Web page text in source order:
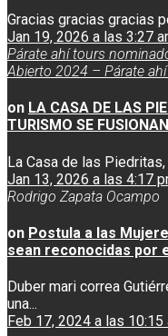
Gracias gracias gracias
Jan 19, 2026 a las 3:27
Párate ahí tours
Abierto 2024 – Párate
on LA CASA DE LAS
TURISMO SE FUSIONAN
La Casa de las
Jan 13, 2026 a las 4:17
Rodrigo Zapata Ocampo
on Postula a las
sean reconocidas por
Duber mari correa
una...
Feb 17, 2024 a las 10:15